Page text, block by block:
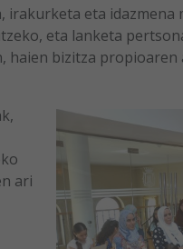
irakurketa eta
eta lanketa
haien bizitza
ari